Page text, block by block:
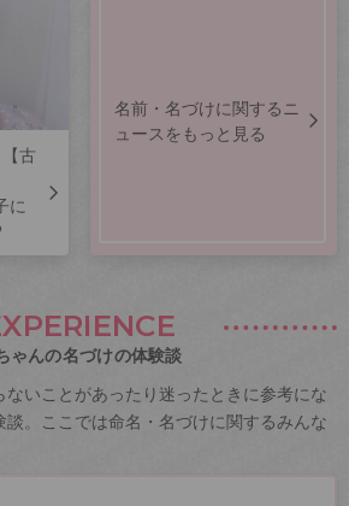
古
に
名前・名づけに関するニ
ュースをもっと見る
ゃんの名づけの体験談
いことがあったり迷ったときに参考にな
談。ここでは命名・名づけに関するみんな